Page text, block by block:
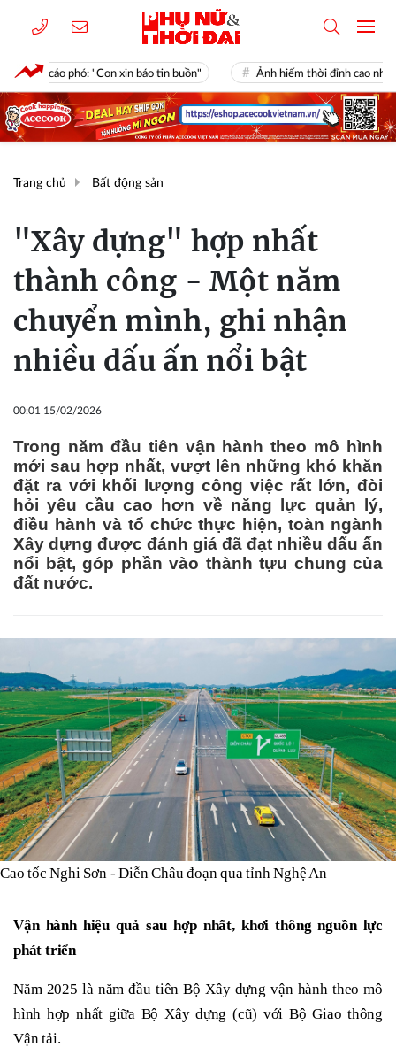
"Con xin báo tin buồn" Ảnh hiếm thời đỉnh cao nhan sắc của minh
Trang chủ Bất động sản
"Xây dựng" hợp nhất
thành công - Một năm
chuyển mình, ghi nhận
nhiều dấu ấn nổi bật
00:01 15/02/2026
Trong năm đầu tiên vận hành theo mô hình
mới sau hợp nhất, vượt lên những khó khăn
đặt ra với khối lượng công việc rất lớn, đòi
hỏi yêu cầu cao hơn về năng lực quản lý,
điều hành và tổ chức thực hiện, toàn ngành
Xây dựng được đánh giá đã đạt nhiều dấu ấn
nổi bật, góp phần vào thành tựu chung của
đất nước.
Cao tốc Nghi Sơn - Diễn Châu đoạn qua tỉnh Nghệ An
Vận hành hiệu quả sau hợp nhất, khơi thông nguồn lực
phát triển
Năm 2025 là năm đầu tiên Bộ Xây dựng vận hành theo mô
hình hợp nhất giữa Bộ Xây dựng (cũ) với Bộ Giao thông
Vận tải.